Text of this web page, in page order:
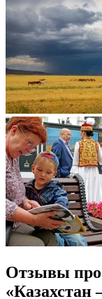
Отзывы про
«Казахстан